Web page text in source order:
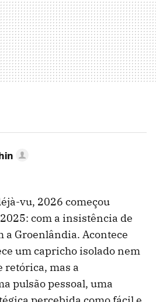
vu, 2026 começou
com a insistência de
a Groenlândia. Acontece
um capricho isolado nem
retórica, mas a
pulsão pessoal, uma